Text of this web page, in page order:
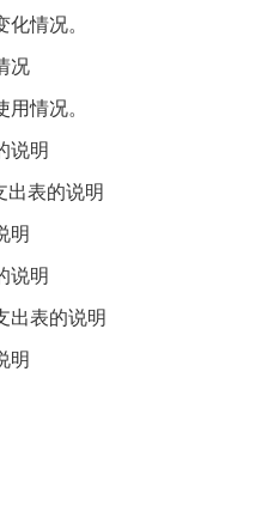
情况。
况
情况。
说明
表的说明
明
说明
表的说明
明